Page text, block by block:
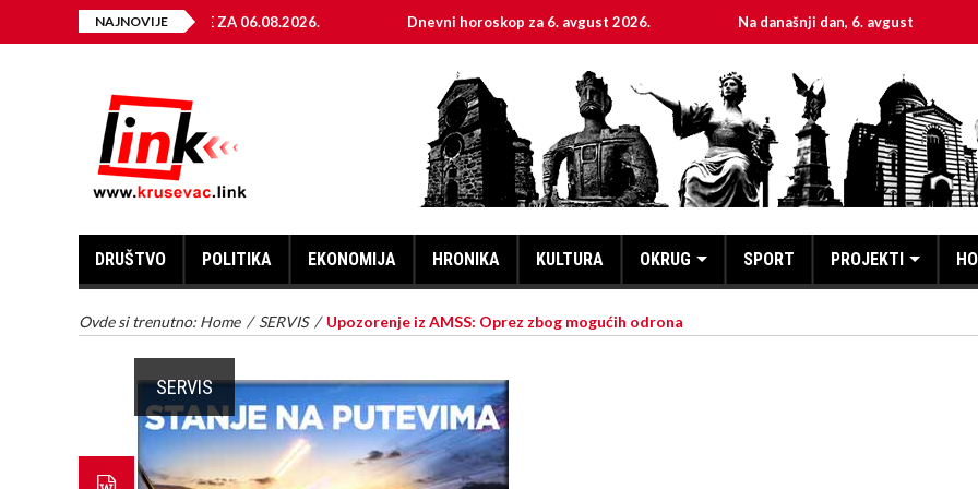
NAJNOVIJE
ENERGIJE ZA 06.08.2026. Dnevni horoskop za 6. avgust 2026. Na današnji dan, 6. avgust
DRUŠTVO POLITIKA EKONOMIJA HRONIKA KULTURA OKRUG SPORT PROJEKTI
Ovde si trenutno: Home / SERVIS / Upozorenje iz AMSS: Oprez zbog mogućih odrona
SERVIS